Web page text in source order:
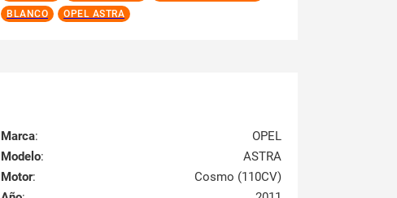
BLANCO
OPEL ASTRA
Marca:
OPEL
Modelo:
ASTRA
Motor:
Cosmo (110CV)